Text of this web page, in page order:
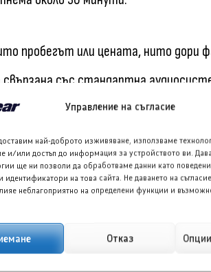
Управление на съгласие
най-доброто изживяване, използваме
и/или достъп до информация за устройството ви.
ще ни позволи да обработваме данни като
идентификатори на това сайта. Не даването на
неблагоприятно на определени функции и
Отказ
пробегът или цената, нито дори
със стандартна
комплектации, които да
каталог от кей-автомобили, за да
наистина забавен за